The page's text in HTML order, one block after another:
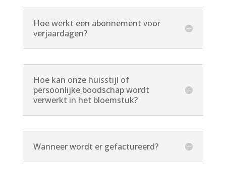
Hoe werkt een abonnement voor
verjaardagen?
Hoe kan onze huisstijl of
persoonlijke boodschap wordt
verwerkt in het bloemstuk?
Wanneer wordt er gefactureerd?